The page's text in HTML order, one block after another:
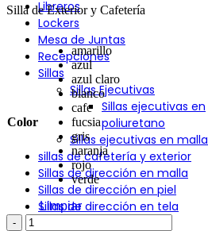
Libreros
Lockers
Mesa de Juntas
Recepciones
Sillas
Sillas Ejecutivas
Sillas ejecutivas en
poliuretano
Sillas ejecutivas en malla
sillas de cafetería y exterior
Sillas de dirección en malla
Sillas de dirección en piel
Sillas de dirección en tela
Silla de Exterior y Cafetería
Color
amarillo
azul
azul claro
blanco
cafe
fucsia
gris
naranja
rojo
verde
Limpiar